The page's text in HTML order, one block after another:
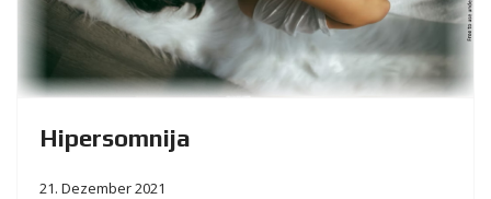
Hipersomnija
21. Dezember 2021